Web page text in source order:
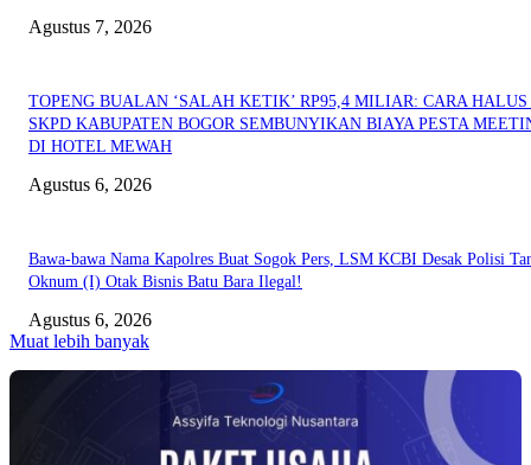
Agustus 7, 2026
TOPENG BUALAN ‘SALAH KETIK’ RP95,4 MILIAR: CARA HALUS
SKPD KABUPATEN BOGOR SEMBUNYIKAN BIAYA PESTA
DI HOTEL MEWAH
Agustus 6, 2026
Bawa-bawa Nama Kapolres Buat Sogok Pers, LSM KCBI Desak Polisi
Oknum (I) Otak Bisnis Batu Bara Ilegal!
Agustus 6, 2026
Muat lebih banyak